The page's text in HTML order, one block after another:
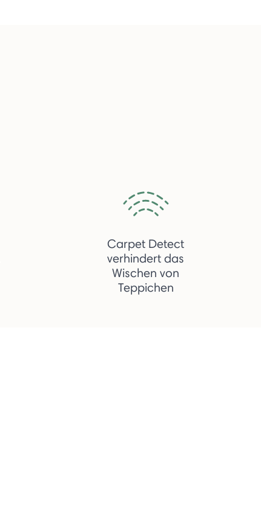
Carpet Detect
verhindert das
Wischen von
Teppichen